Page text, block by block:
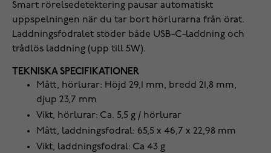
Smart rörelsedetektering pausar automatiskt
uppspelningen när du tar bort hörlurarna från örat.
Laddningsfodralet stöder både USB-C-laddning och
trådlös laddning (upp till 5W).
TEKNISKA SPECIFIKATIONER
Mått, hörlurar: Höjd 29,1 mm, bredd 21,8 mm,
djup 23,7 mm
Vikt, hörlurar: Ca. 5,5 g / hörlurar
Mått, laddningsfodral: 65,5 x 46,7 x 22,98 mm
Vikt, laddningsfodral: Ca 43 g